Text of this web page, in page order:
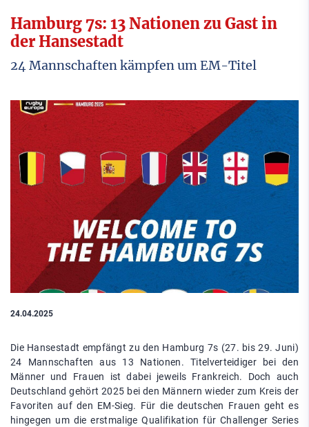
Hamburg 7s: 13 Nationen zu Gast in
der Hansestadt
24 Mannschaften kämpfen um EM-Titel
24.04.2025
Die Hansestadt empfängt zu den Hamburg 7s (27. bis 29. Juni)
24 Mannschaften aus 13 Nationen. Titelverteidiger bei den
Männer und Frauen ist dabei jeweils Frankreich. Doch auch
Deutschland gehört 2025 bei den Männern wieder zum Kreis der
Favoriten auf den EM-Sieg. Für die deutschen Frauen geht es
hingegen um die erstmalige Qualifikation für Challenger Series